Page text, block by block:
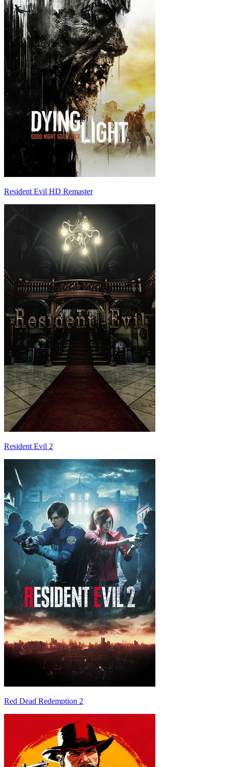
Resident Evil HD Remaster
Resident Evil 2
Red Dead Redemption 2